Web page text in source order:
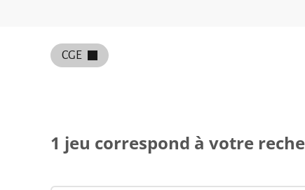
CGE
1 jeu correspond à votre